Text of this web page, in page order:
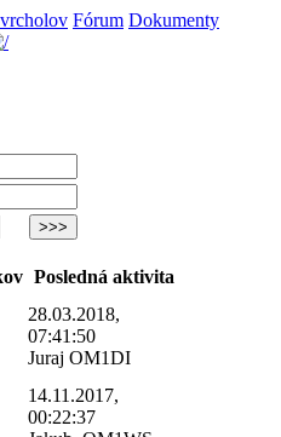
Fórum Dokumenty
Posledná aktivita
28.03.2018,
07:41:50
Juraj OM1DI
14.11.2017,
00:22:37